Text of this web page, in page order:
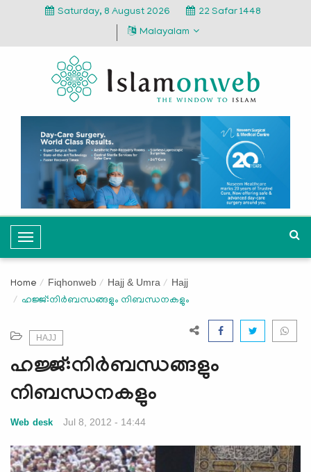
Saturday, 8 August 2026
22 Safar 1448
Malayalam
T
o
g
l
a
v
i
a
i
Home Fiqhonweb Hajj & Umra Hajj
ഹജ്ജ്:നിര്‍ബന്ധങ്ങളും നിബന്ധനകളും
HAJJ
ഹജ്ജ്:നിര്‍ബന്ധങ്ങളും
നിബന്ധനകളും
Web desk Jul 8, 2012 - 14:44